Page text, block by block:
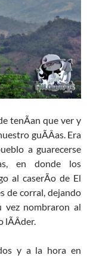
tenÃ­an que ver y
guÃ­Â­as. Era
a guarecerse
en donde los
al caserÃ­o de El
de corral, dejando
vez nombraron al
lÃ­Â­der.
y a la hora en